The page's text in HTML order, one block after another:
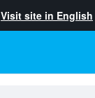
Visit site in English